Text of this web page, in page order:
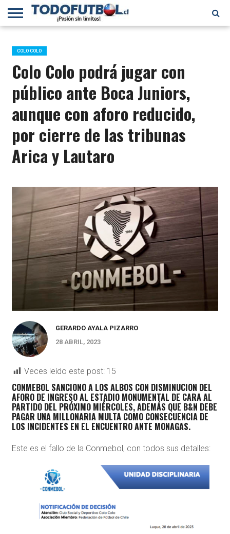
PRIMERA
B
SELECCIÓN
CHILENA
CHILENOS
EN EL
MUNDO
FÚTBOL
INTERNACIONAL
COLO COLO
Colo Colo podrá jugar con
público ante Boca Juniors,
aunque con aforo reducido,
por cierre de las tribunas
Arica y Lautaro
GERARDO AYALA PIZARRO
28 ABRIL, 2023
Veces leído este post: 15
CONMEBOL SANCIONÓ A LOS ALBOS CON DISMINUCIÓN DEL
AFORO DE INGRESO AL ESTADIO MONUMENTAL DE CARA AL
PARTIDO DEL PRÓXIMO MIÉRCOLES, ADEMÁS QUE B&N DEBE
PAGAR UNA MILLONARIA MULTA COMO CONSECUENCIA DE
LOS INCIDENTES EN EL ENCUENTRO ANTE MONAGAS.
Este es el fallo de la Conmebol, con todos sus detalles: